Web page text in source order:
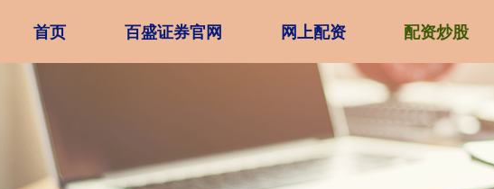
首页 百盛证券官网 网上配资 配资炒股